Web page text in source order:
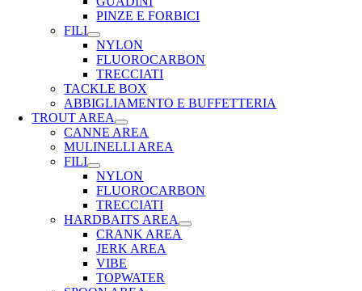
PINZE E FORBICI
FILI
NYLON
FLUOROCARBON
TRECCIATI
TACKLE BOX
ABBIGLIAMENTO E BUFFETTERIA
TROUT AREA
CANNE AREA
MULINELLI AREA
FILI
NYLON
FLUOROCARBON
TRECCIATI
HARDBAITS AREA
CRANK AREA
JERK AREA
VIBE
TOPWATER